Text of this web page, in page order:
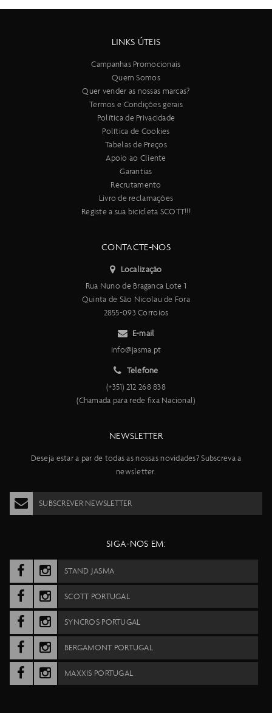
LINKS ÚTEIS
Campanhas Promocionais
Quem Somos
Quer vender as nossas marcas?
Termos e Condições gerais
Política de Privacidade
Política de Cookies
Tabelas de Preços
Apoio ao Cliente
Garantias
Recrutamento
Livro de reclamações
Registe a sua bicicleta SCOTT!!!
CONTACTE-NOS
Localização
Rua Nuno de Braganca Lote 1
Quinta de São Nicolau de Fora
2855-093 Corroios
E-mail
info@jasma.pt
Telefone
(+351) 212 268 838
(Chamada para rede fixa Nacional)
NEWSLETTER
Deseja estar a par de todas as nossas novidades? Subscreva a
newsletter.
SUBSCREVER NEWSLETTER
SIGA-NOS EM:
STAND JASMA
SCOTT PORTUGAL
SYNCROS PORTUGAL
BERGAMONT PORTUGAL
MAXXIS PORTUGAL